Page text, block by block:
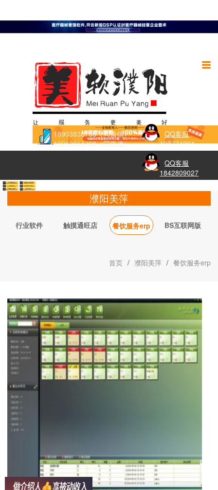
18903838788（同微信）
13213014788（同微信）
QQ客服
190774394
QQ客服
1842809027
濮阳美萍
行业软件 触摸通旺店 餐饮服务erp BS互联网版
首页 / 濮阳美萍 / 餐饮服务erp